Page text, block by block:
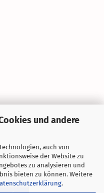
und andere
auch von
der Website zu
zu analysieren und
bieten zu können. Weitere
.